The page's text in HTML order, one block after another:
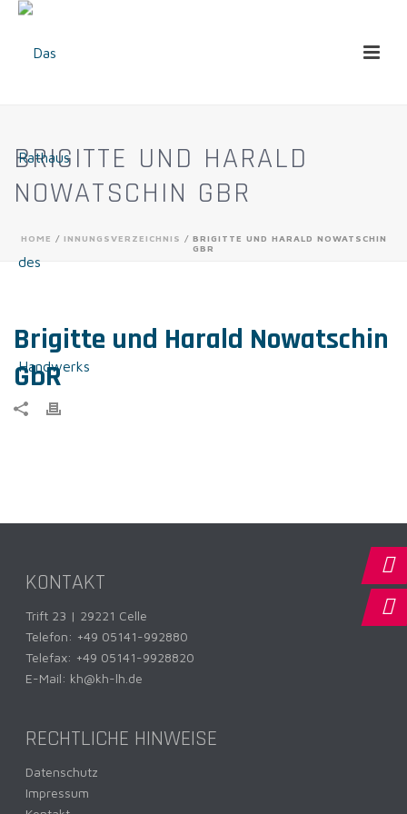
BRIGITTE UND HARALD
NOWATSCHIN GBR
HOME / INNUNGSVERZEICHNIS / BRIGITTE UND HARALD NOWATSCHIN
GBR
Brigitte und Harald Nowatschin
GbR
KONTAKT
Trift 23 | 29221 Celle
Telefon: +49 05141-992880
Telefax: +49 05141-9928820
E-Mail: kh@kh-lh.de
RECHTLICHE HINWEISE
Datenschutz
Impressum